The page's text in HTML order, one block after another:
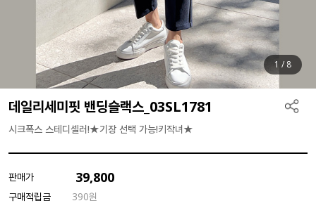
1 / 8
데일리세미핏 밴딩슬랙스_03SL1781
시크폭스 스테디셀러!★기장 선택 가능!키작녀★
판매가 39,800
구매적립금
390원